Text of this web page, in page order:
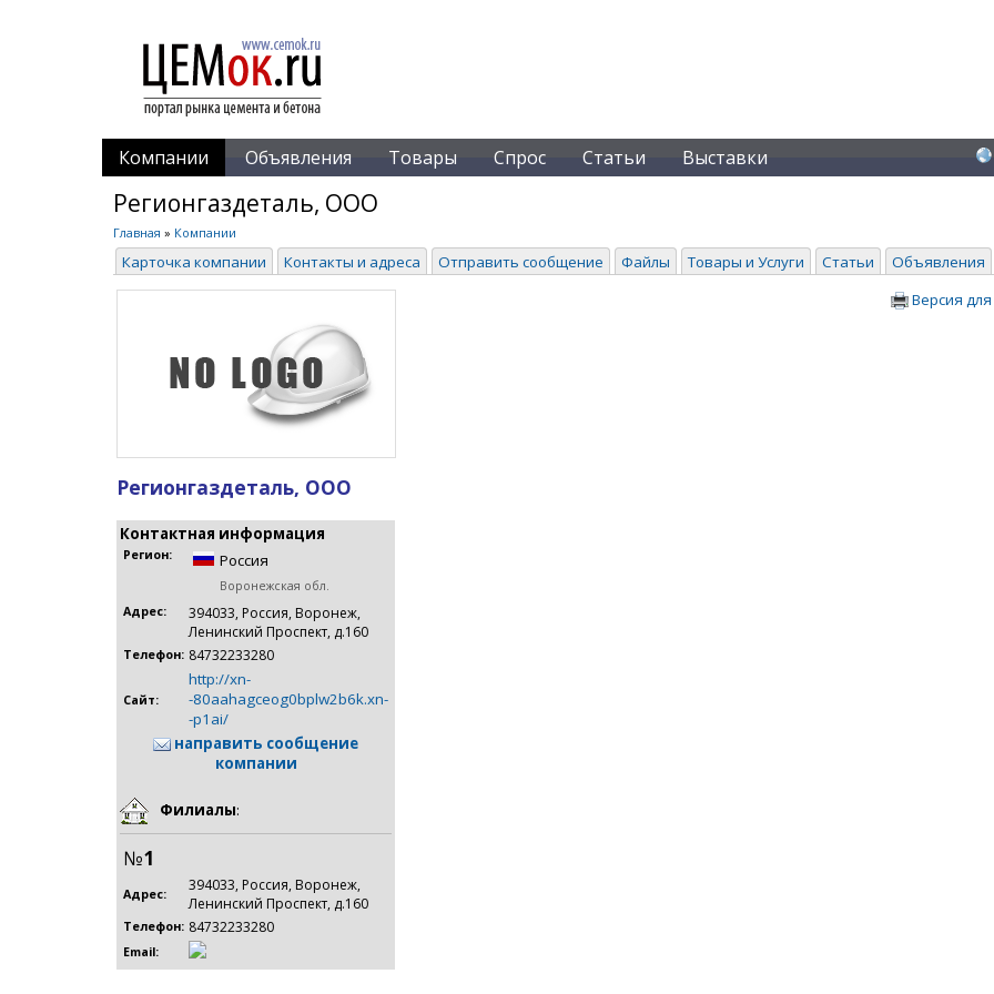
Компании Объявления Товары Спрос Статьи Выставки
Регионгаздеталь, ООО
Главная » Компании
Карточка компании Контакты и адреса Отправить сообщение Файлы Товары и Услуги Статьи Объявления
Регионгаздеталь, ООО
Контактная информация
Регион: Россия
Воронежская обл.
Адрес:
394033, Россия, Воронеж,
Ленинский Проспект, д.160
Телефон: 84732233280
Сайт:
http://xn-
-80aahagceog0bplw2b6k.xn-
-p1ai/
направить сообщение
компании
Филиалы:
№1
Адрес:
394033, Россия, Воронеж,
Ленинский Проспект, д.160
Телефон: 84732233280
Email:
Версия